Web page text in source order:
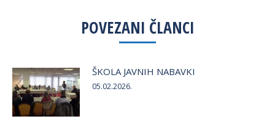
POVEZANI ČLANCI
ŠKOLA JAVNIH NABAVKI
05.02.2026.